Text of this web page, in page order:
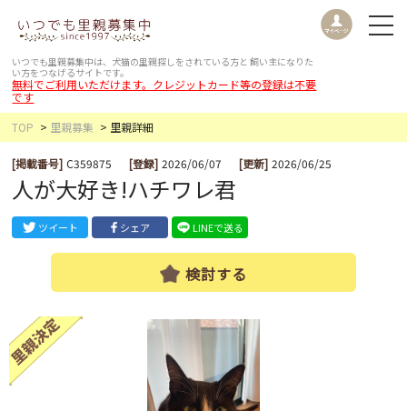
いつでも里親募集中は、犬猫の里親探しをされている方と 飼い主になりた
い方をつなげるサイトです。
無料でご利用いただけます。クレジットカード等の登録は不要
です
TOP
里親募集 里親詳細
[掲載番号] C359875 [登録] 2026/06/07 [更新] 2026/06/25
人が大好き!ハチワレ君
ツイート シェア LINEで送る
検討する